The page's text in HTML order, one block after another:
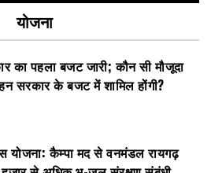
योजना
का पहला बजट जारी; कौन सी मौजूदा
सरकार के बजट में शामिल होंगी?
योजना: कैम्पा मद से वनमंडल रायगढ़